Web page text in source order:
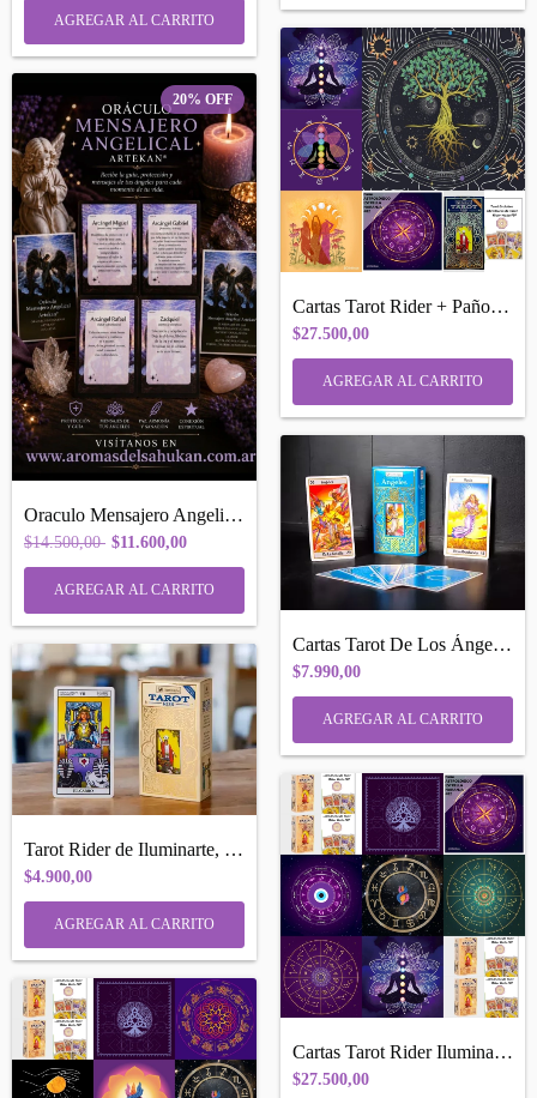
20% OFF
Oraculo Mensajero Angelical Artekan®
$14.500,00 $11.600,00
Cartas Tarot Rider + Paño Tirada 70cm.x7...
$27.500,00
Tarot Rider de Iluminarte, Guia Completa...
$4.900,00
Cartas Tarot De Los Ángeles Iluminarte -...
$7.990,00
Cartas Tarot Rider Iluminarte + Paño 70c...
$27.500,00